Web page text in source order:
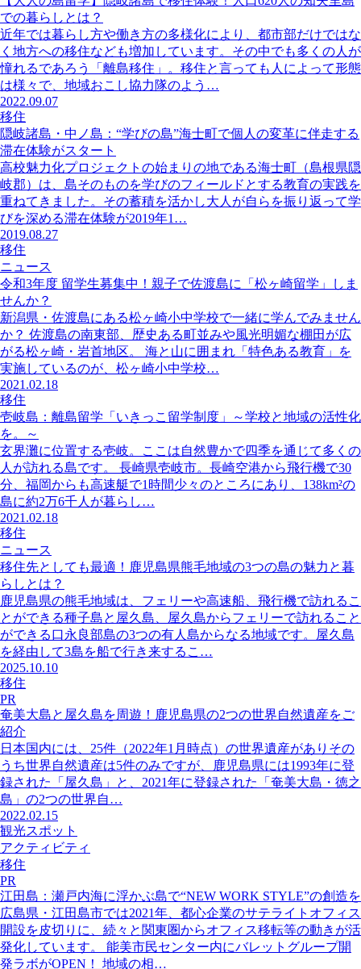
での暮らしとは？
近年では暮らし方や働き方の多様化により、都市部だけではな
く地方への移住なども増加しています。その中でも多くの人が
憧れるであろう「離島移住」。移住と言っても人によって形態
は様々で、地域おこし協力隊のよう…
2022.09.07
移住
隠岐諸島・中ノ島：“学びの島”海士町で個人の変革に伴走する
滞在体験がスタート
高校魅力化プロジェクトの始まりの地である海士町（島根県隠
岐郡）は、島そのものを学びのフィールドとする教育の実践を
重ねてきました。その蓄積を活かし大人が自らを振り返って学
びを深める滞在体験が2019年1…
2019.08.27
移住
ニュース
令和3年度 留学生募集中！親子で佐渡島に「松ヶ崎留学」しま
せんか？
新潟県・佐渡島にある松ヶ崎小中学校で一緒に学んでみません
か？ 佐渡島の南東部、歴史ある町並みや風光明媚な棚田が広
がる松ヶ崎・岩首地区。 海と山に囲まれ「特色ある教育」を
実施しているのが、松ヶ崎小中学校…
2021.02.18
移住
壱岐島：離島留学「いきっこ留学制度」～学校と地域の活性化
を。～
玄界灘に位置する壱岐。ここは自然豊かで四季を通じて多くの
人が訪れる島です。 長崎県壱岐市。長崎空港から飛行機で30
分、福岡からも高速艇で1時間少々のところにあり、138km²の
島に約2万6千人が暮らし…
2021.02.18
移住
ニュース
移住先としても最適！鹿児島県熊毛地域の3つの島の魅力と暮
らしとは？
鹿児島県の熊毛地域は、フェリーや高速船、飛行機で訪れるこ
とができる種子島と屋久島、屋久島からフェリーで訪れること
ができる口永良部島の3つの有人島からなる地域です。屋久島
を経由して3島を船で行き来するこ…
2025.10.10
移住
PR
奄美大島と屋久島を周遊！鹿児島県の2つの世界自然遺産をご
紹介
日本国内には、25件（2022年1月時点）の世界遺産がありその
うち世界自然遺産は5件のみですが、鹿児島県には1993年に登
録された「屋久島」と、2021年に登録された「奄美大島・徳之
島」の2つの世界自…
2022.02.15
観光スポット
アクティビティ
移住
PR
江田島：瀬戸内海に浮かぶ島で“NEW WORK STYLE”の創造を
広島県・江田島市では2021年、都心企業のサテライトオフィス
開設を皮切りに、続々と関東圏からオフィス移転等の動きが活
発化しています。 能美市民センター内にバレットグループ開
発ラボがOPEN！ 地域の相…